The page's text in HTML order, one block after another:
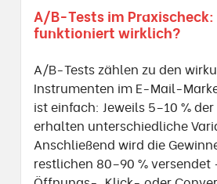
A/B-Tests im Praxischeck:
funktioniert wirklich?
A/B-Tests zählen zu den
Instrumenten im E-Mail-
ist einfach: Jeweils 5–10 %
erhalten unterschiedliche
Anschließend wird die
restlichen 80–90 % versendet